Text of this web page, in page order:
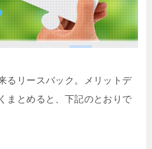
るリースバック。メリットデ
まとめると、下記のとおりで